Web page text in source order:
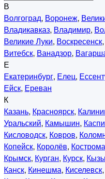
В
Волгоград, Воронеж,
Владикавказ, Владимир,
Великие Луки, Воскресенск,
Витебск, Ванадзор,
Е
Екатеринбург, Елец,
Ейск, Ереван
К
Казань, Красноярск,
Уральский, Камышин,
Кисловодск, Ковров,
Копейск, Королёв, Кострома
Крымск, Курган, Курск,
Канск, Кинешма, Киселевск,